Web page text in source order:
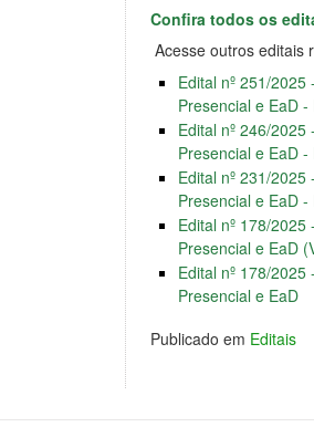
Confira todos os
Acesse outros editais
Edital nº 251/
Presencial e EaD
Edital nº 246/
Presencial e EaD
Edital nº 231/
Presencial e EaD
Edital nº 178/
Presencial e EaD
Edital nº 178/
Presencial e EaD
Publicado em Editais